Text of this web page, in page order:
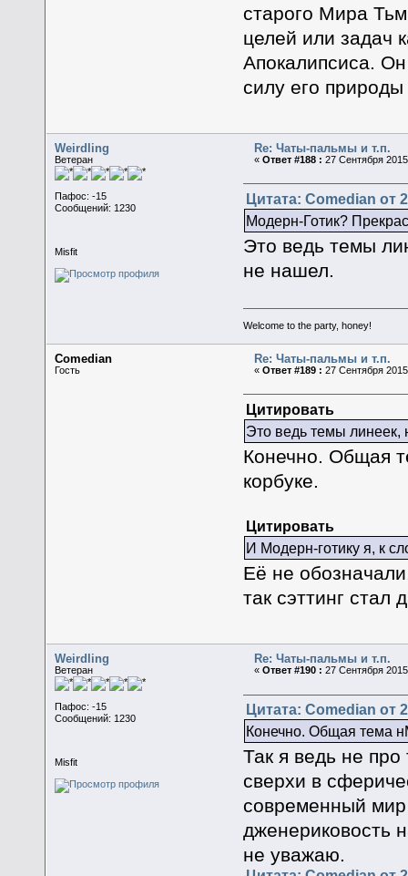
старого Мира
целей или задач
Апокалипсиса. Он
силу его природы
Weirdling
Ветеран
Пафос: -15
Сообщений: 1230
Misfit
Re: Чаты-пальмы и т.п.
«Ответ #188 : 27 Сентября
Цитата: Comedian от
Модерн-Готик?
Это ведь темы
не нашел.
Welcome to the party, honey!
Comedian
Гость
Re: Чаты-пальмы и т.п.
«Ответ #189 : 27 Сентября
Цитировать
Это ведь темы линеек,
Конечно. Общая
корбуке.
Цитировать
И Модерн-готику я, к
Её не
так сэттинг стал
Weirdling
Ветеран
Пафос: -15
Сообщений: 1230
Misfit
Re: Чаты-пальмы и т.п.
«Ответ #190 : 27 Сентября
Цитата: Comedian от
Конечно. Общая тема
Так я ведь не
сверхи в
современный мир
дженериковость
не уважаю.